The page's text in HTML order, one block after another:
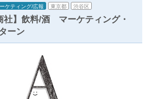
ケティング/広報 東京都 渋谷区
社】飲料/酒 マーケティング・
ーン